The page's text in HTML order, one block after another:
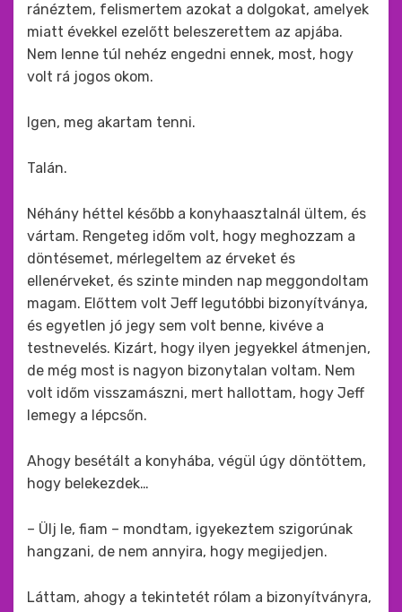
ránéztem, felismertem azokat a dolgokat, amelyek
miatt évekkel ezelőtt beleszerettem az apjába.
Nem lenne túl nehéz engedni ennek, most, hogy
volt rá jogos okom.
Igen, meg akartam tenni.
Talán.
Néhány héttel később a konyhaasztalnál ültem, és
vártam. Rengeteg időm volt, hogy meghozzam a
döntésemet, mérlegeltem az érveket és
ellenérveket, és szinte minden nap meggondoltam
magam. Előttem volt Jeff legutóbbi bizonyítványa,
és egyetlen jó jegy sem volt benne, kivéve a
testnevelés. Kizárt, hogy ilyen jegyekkel átmenjen,
de még most is nagyon bizonytalan voltam. Nem
volt időm visszamászni, mert hallottam, hogy Jeff
lemegy a lépcsőn.
Ahogy besétált a konyhába, végül úgy döntöttem,
hogy belekezdek…
– Ülj le, fiam – mondtam, igyekeztem szigorúnak
hangzani, de nem annyira, hogy megijedjen.
Láttam, ahogy a tekintetét rólam a bizonyítványra,